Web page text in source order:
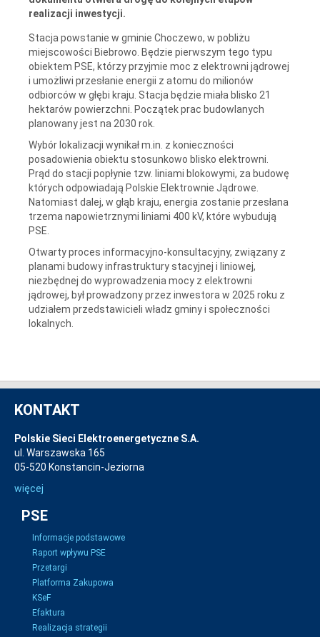
realizacji inwestycji.
Stacja powstanie w gminie Choczewo, w pobliżu
miejscowości Biebrowo. Będzie pierwszym tego typu
obiektem PSE, którzy przyjmie moc z elektrowni jądrowej
i umożliwi przesłanie energii z atomu do milionów
odbiorców w głębi kraju. Stacja będzie miała blisko 21
hektarów powierzchni. Początek prac budowlanych
planowany jest na 2030 rok.
Wybór lokalizacji wynikał m.in. z konieczności
posadowienia obiektu stosunkowo blisko elektrowni.
Prąd do stacji popłynie tzw. liniami blokowymi, za budowę
których odpowiadają Polskie Elektrownie Jądrowe.
Natomiast dalej, w głąb kraju, energia zostanie przesłana
trzema napowietrznymi liniami 400 kV, które wybudują
PSE.
Otwarty proces informacyjno-konsultacyjny, związany z
planami budowy infrastruktury stacyjnej i liniowej,
niezbędnej do wyprowadzenia mocy z elektrowni
jądrowej, był prowadzony przez inwestora w 2025 roku z
udziałem przedstawicieli władz gminy i społeczności
lokalnych.
KONTAKT
Polskie Sieci Elektroenergetyczne S.A.
ul. Warszawska 165
05-520 Konstancin-Jeziorna
więcej
PSE
Informacje podstawowe
Raport wpływu PSE
Przetargi
Platforma Zakupowa
KSeF
Efaktura
Realizacja strategii